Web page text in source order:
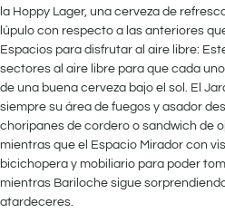
la Hoppy Lager, una cerveza de
lúpulo con respecto a las anteriores
Espacios para disfrutar al aire libre:
sectores al aire libre para que cada
de una buena cerveza bajo el sol. El
siempre su área de fuegos y asador
choripanes de cordero o sandwich de
mientras que el Espacio Mirador con
bicichopera y mobiliario para poder
mientras Bariloche sigue
atardeceres.